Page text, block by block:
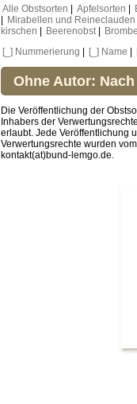
Alle Obstsorten
Apfelsorten
Mirabellen und Reineclauden
kirschen
Beerenobst
[_] Nummerierung
[_] Name
Ohne Autor:
Die Veröffentlichung der
Inhabers der
erlaubt. Jede Veröffentlichung
Verwertungsrechte wurden
kontakt(at)bund-lemgo.de.